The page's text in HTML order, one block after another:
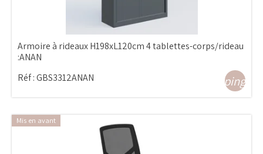
Armoire à rideaux H198xL120cm 4 tablettes-corps/rideau
:ANAN
Réf :GBS3312ANAN
Mis en avant